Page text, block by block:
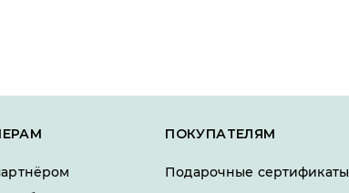
ПОКУПАТЕЛЯМ
Подарочные сертификаты